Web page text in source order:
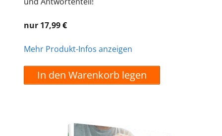
nur 17,99€
Mehr Produkt-Infos anzeigen
In den Warenkorb legen